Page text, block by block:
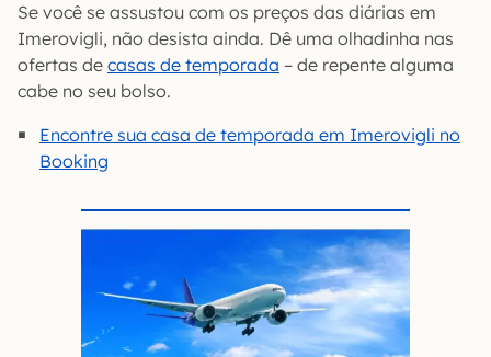
Se você se assustou com os preços das diárias em
Imerovigli, não desista ainda. Dê uma olhadinha nas
ofertas de casas de temporada – de repente alguma
cabe no seu bolso.
Encontre sua casa de temporada em Imerovigli no
Booking